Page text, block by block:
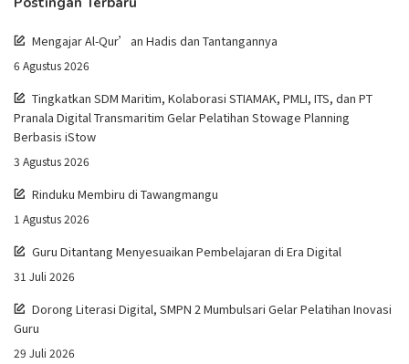
Mengajar Al-Qur’an Hadis dan Tantangannya
6 Agustus 2026
Tingkatkan SDM Maritim, Kolaborasi STIAMAK, PMLI, ITS, dan PT
Pranala Digital Transmaritim Gelar Pelatihan Stowage Planning
Berbasis iStow
3 Agustus 2026
Rinduku Membiru di Tawangmangu
1 Agustus 2026
Guru Ditantang Menyesuaikan Pembelajaran di Era Digital
31 Juli 2026
Dorong Literasi Digital, SMPN 2 Mumbulsari Gelar Pelatihan Inovasi
Guru
29 Juli 2026